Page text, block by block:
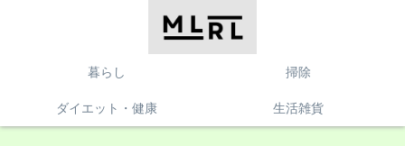
暮らし 掃除
ダイエット・健康 生活雑貨